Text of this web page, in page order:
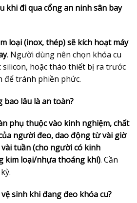
khi đi qua cổng an ninh sân bay
loại (inox, thép) sẽ kích hoạt máy
. Người dùng nên chọn khóa cu
silicon, hoặc tháo thiết bị ra trước
để tránh phiền phức.
bao lâu là an toàn?
phụ thuộc vào kinh nghiệm, chất
người đeo, dao động từ vài giờ
tuần (cho người có kinh
kim loại/nhựa thoáng khí). Cần
sinh khi đang đeo khóa cu?